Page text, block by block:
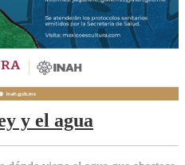
y el agua